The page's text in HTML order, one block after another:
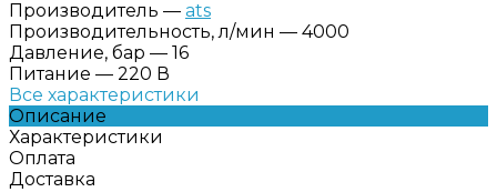
Производитель — ats
Производительность, л/мин — 4000
Давление, бар — 16
Питание — 220 В
Все характеристики
Описание
Характеристики
Оплата
Доставка